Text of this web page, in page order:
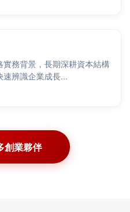
務背景，長期深耕資本結構
速辨識企業成長...
創業夥伴